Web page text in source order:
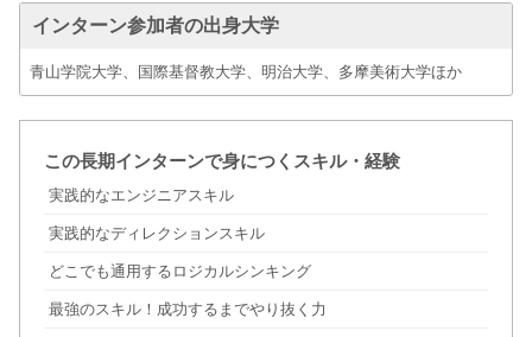
インターン参加者の出身大学
青山学院大学、国際基督教大学、明治大学、多摩美術大学ほか
この長期インターンで身につくスキル・経験
実践的なエンジニアスキル
実践的なディレクションスキル
どこでも通用するロジカルシンキング
最強のスキル！成功するまでやり抜く力